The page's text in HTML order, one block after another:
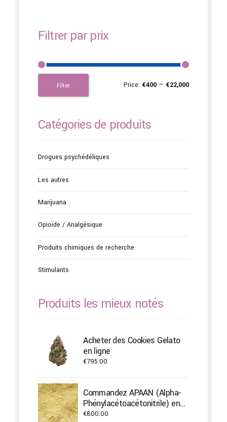
Filtrer par prix
Filter Price: €400 — €22,000
Catégories de produits
Drogues psychédéliques
Les autres
Marijuana
Opioïde / Analgésique
Produits chimiques de recherche
Stimulants
Produits les mieux notés
Acheter des Cookies Gelato
en ligne
€795.00
Commandez APAAN (Alpha-
Phénylacétoacétonitrile) en
ligne
€800.00